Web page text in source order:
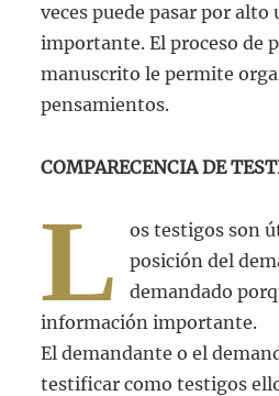
veces puede pasar por alto
importante. El proceso de
manuscrito le permite
pensamientos.
COMPARECENCIA DE
L
os testigos son
posición del
demandado
información importante.
El demandante o el
testificar como testigos